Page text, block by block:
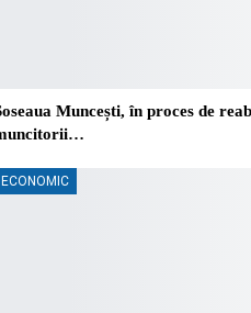
Muncești, în proces de
ECONOMIC